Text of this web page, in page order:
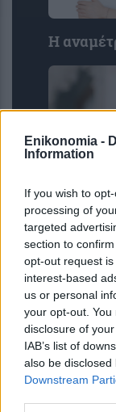
Enikonomia -
Information
If you wish to
processing of
targeted
section to
opt-out request
interest-based
us or personal
your opt-out.
disclosure of
IAB’s list of
also be
Downstream
Η
Ιράν: Η
στις ΗΠΑ